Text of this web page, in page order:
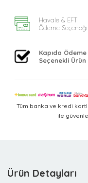
Havale & EFT
Ödeme Seçeneği
Kapıda Ödeme
Seçenekli Ürün
Tüm banka ve kredi
ile
Ürün Detayları